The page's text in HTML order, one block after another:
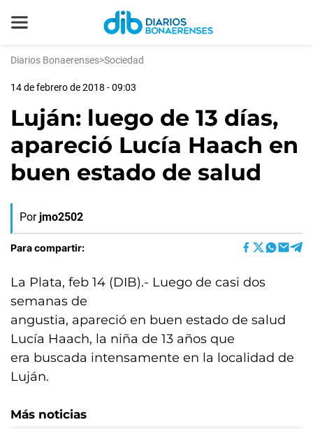
Diarios Bonaerenses>Sociedad
14 de febrero de 2018 - 09:03
Luján: luego de 13 días,
apareció Lucía Haach en
buen estado de salud
Por jmo2502
Para compartir:
La Plata, feb 14 (DIB).- Luego de casi dos
semanas de
angustia, apareció en buen estado de salud
Lucía Haach, la niña de 13 años que
era buscada intensamente en la localidad de
Luján.
Más noticias